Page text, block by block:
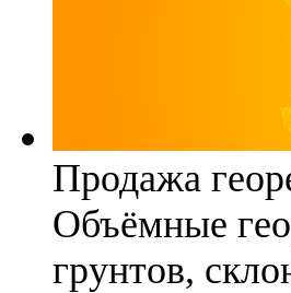
Продажа
Объёмные
грунтов,